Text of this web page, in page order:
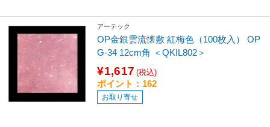
アーテック
OP金銀雲流懐敷 紅梅色（100枚入） OP
G-34 12cm角 ＜QKIL802＞
¥1,617 (税込)
ポイント：162
お取り寄せ